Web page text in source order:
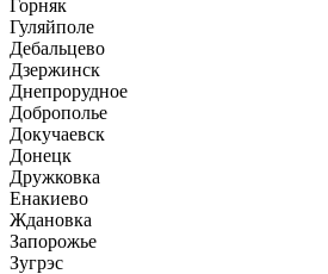
Горняк
Гуляйполе
Дебальцево
Дзержинск
Днепрорудное
Доброполье
Докучаевск
Донецк
Дружковка
Енакиево
Ждановка
Запорожье
Зугрэс